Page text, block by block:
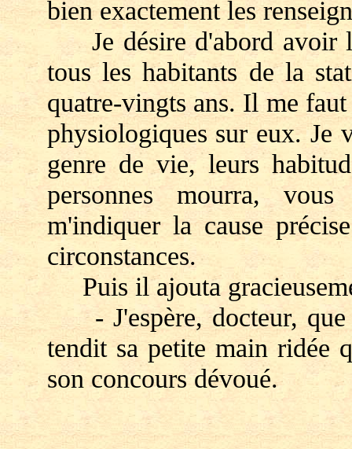
bien exactement les
Je désire d'abord avoir
tous les habitants de la
quatre-vingts ans. Il me
physiologiques sur eux. Je
genre de vie, leurs
personnes mourra,
m'indiquer la cause
circonstances.
Puis il ajouta
- J'espère, docteur, que
tendit sa petite main ridée
son concours dévoué.